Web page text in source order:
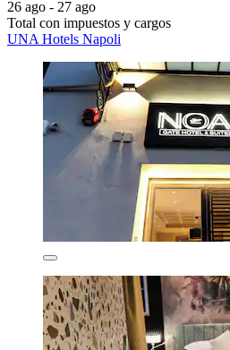
26 ago - 27 ago
Total con impuestos y cargos
UNA Hotels Napoli